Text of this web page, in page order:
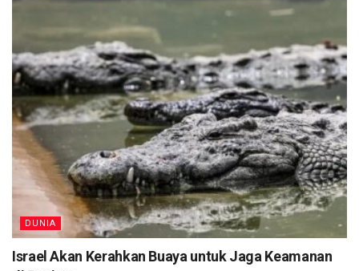
DUNIA
Israel Akan Kerahkan Buaya untuk Jaga Keamanan